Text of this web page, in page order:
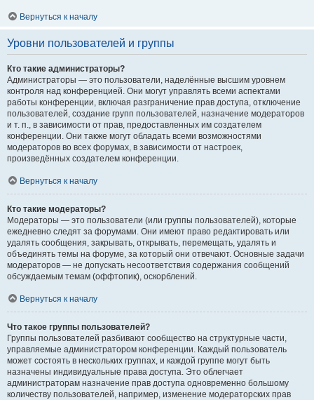
Вернуться к началу
Уровни пользователей и группы
Кто такие администраторы?
Администраторы — это пользователи, наделённые высшим уровнем
контроля над конференцией. Они могут управлять всеми аспектами
работы конференции, включая разграничение прав доступа, отключение
пользователей, создание групп пользователей, назначение модераторов
и т. п., в зависимости от прав, предоставленных им создателем
конференции. Они также могут обладать всеми возможностями
модераторов во всех форумах, в зависимости от настроек,
произведённых создателем конференции.
Вернуться к началу
Кто такие модераторы?
Модераторы — это пользователи (или группы пользователей), которые
ежедневно следят за форумами. Они имеют право редактировать или
удалять сообщения, закрывать, открывать, перемещать, удалять и
объединять темы на форуме, за который они отвечают. Основные задачи
модераторов — не допускать несоответствия содержания сообщений
обсуждаемым темам (оффтопик), оскорблений.
Вернуться к началу
Что такое группы пользователей?
Группы пользователей разбивают сообщество на структурные части,
управляемые администратором конференции. Каждый пользователь
может состоять в нескольких группах, и каждой группе могут быть
назначены индивидуальные права доступа. Это облегчает
администраторам назначение прав доступа одновременно большому
количеству пользователей, например, изменение модераторских прав